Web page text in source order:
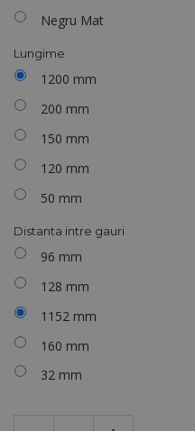
Negru Mat
Lungime
1200 mm
200 mm
150 mm
120 mm
50 mm
Distanta intre gauri
96 mm
128 mm
1152 mm
160 mm
32 mm